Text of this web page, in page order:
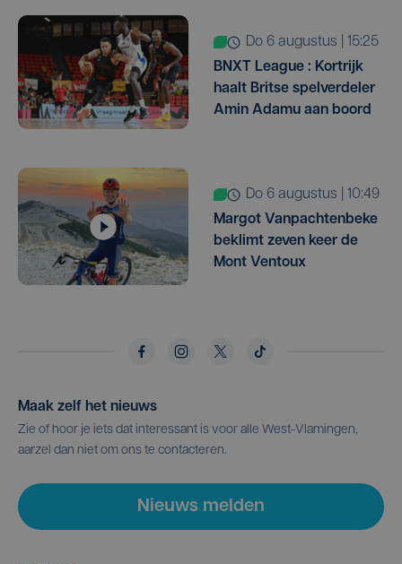
do 6 augustus | 15:25
BNXT League : Kortrijk
haalt Britse spelverdeler
Amin Adamu aan boord
do 6 augustus | 10:49
Margot Vanpachtenbeke
beklimt zeven keer de
Mont Ventoux
Maak zelf het nieuws
Zie of hoor je iets dat interessant is voor alle West-Vlamingen,
aarzel dan niet om ons te contacteren.
Nieuws melden